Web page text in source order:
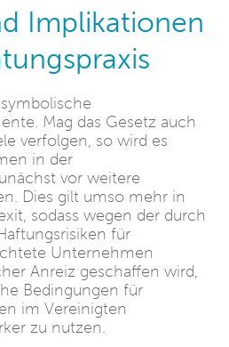
Implikationen
Mag das Gesetz auch
verfolgen, so wird es
in der
vor weitere
Dies gilt umso mehr in
sodass wegen der durch
für
Unternehmen
Anreiz geschaffen wird,
Bedingungen für
im Vereinigten
zu nutzen.